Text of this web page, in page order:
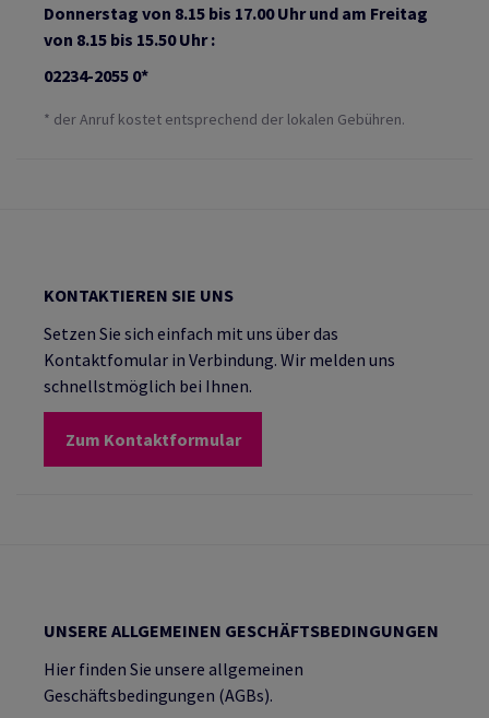
Donnerstag von 8.15 bis 17.00 Uhr und am Freitag
von 8.15 bis 15.50 Uhr :
02234-2055 0*
* der Anruf kostet entsprechend der lokalen Gebühren.
KONTAKTIEREN SIE UNS
Setzen Sie sich einfach mit uns über das
Kontaktfomular in Verbindung. Wir melden uns
schnellstmöglich bei Ihnen.
Zum Kontaktformular
UNSERE ALLGEMEINEN GESCHÄFTSBEDINGUNGEN
Hier finden Sie unsere allgemeinen
Geschäftsbedingungen (AGBs).